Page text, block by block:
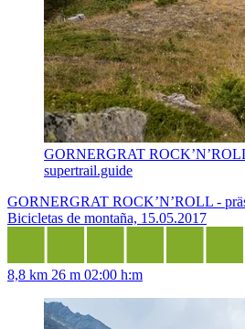
GORNERGRAT
supertrail.guide
GORNERGRAT ROCK’N’ROLL -
Bicicletas de montaña, 15.05.2017
8,8 km 26 m 02:00 h:m